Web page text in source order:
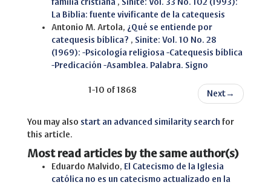
familia cristiana , Sinite: Vol. 33 No. 102 (1993):
La Biblia: fuente vivificante de la catequesis
Antonio M. Artola, ¿Qué se entiende por
catequesis bíblica? , Sinite: Vol. 10 No. 28
(1969): -Psicología religiosa -Catequesis bíblica
-Predicación -Asamblea. Palabra. Signo
1-10 of 1868 Next →
You may also start an advanced similarity search for
this article.
Most read articles by the same author(s)
Eduardo Malvido, El Catecismo de la Iglesia
católica no es un catecismo actualizado en la